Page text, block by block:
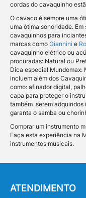
cordas do cavaquinho
O cavaco é sempre uma
uma ótima sonoridade.
cavaquinhos para
marcas como Giannini e
cavaquinho elétrico ou
procuradas: Natural ou
Dica especial Mundomax:
incluem além dos
como: afinador digital,
capa para proteger o
também ,serem
garanta o samba ou
Comprar um instrumento
Faça esta experiência na
instrumentos musicais.
ATENDIMENTO